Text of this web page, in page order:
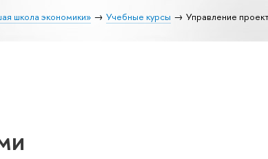
школа экономики» Учебные курсы Управление